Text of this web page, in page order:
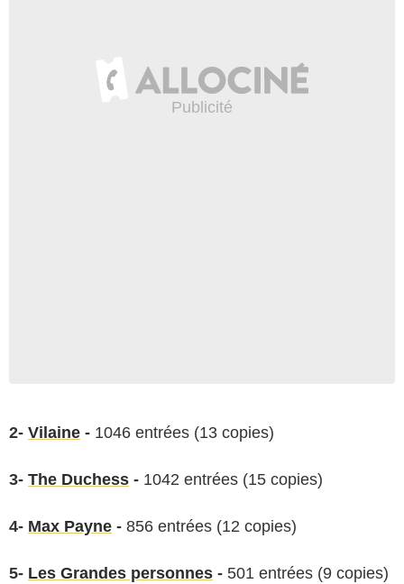
2- Vilaine - 1046 entrées (13 copies)
3- The Duchess - 1042 entrées (15 copies)
4- Max Payne - 856 entrées (12 copies)
5- Les Grandes personnes - 501 entrées (9 copies)